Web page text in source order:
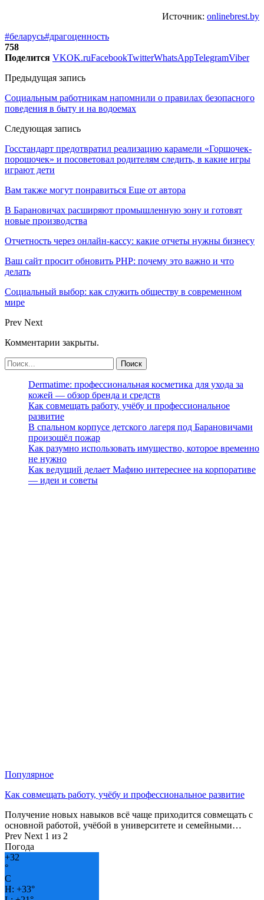
Источник: onlinebrest.by
#беларусь#драгоценность
758
Поделится VKOK.ruFacebookTwitterWhatsAppTelegramViber
Предыдущая запись
Социальным работникам напомнили о правилах безопасного
поведения в быту и на водоемах
Следующая запись
Госстандарт предотвратил реализацию карамели «Горшочек-
порошочек» и посоветовал родителям следить, в какие игры
играют дети
Вам также могут понравиться Еще от автора
В Барановичах расширяют промышленную зону и готовят
новые производства
Отчетность через онлайн-кассу: какие отчеты нужны бизнесу
Ваш сайт просит обновить PHP: почему это важно и что
делать
Социальный выбор: как служить обществу в современном
мире
Prev Next
Комментарии закрыты.
Dermatime: профессиональная косметика для ухода за
кожей — обзор бренда и средств
Как совмещать работу, учёбу и профессиональное
развитие
В спальном корпусе детского лагеря под Барановичами
произошёл пожар
Как разумно использовать имущество, которое временно
не нужно
Как ведущий делает Мафию интереснее на корпоративе
— идеи и советы
Популярное
Как совмещать работу, учёбу и профессиональное развитие
Получение новых навыков всё чаще приходится совмещать с
основной работой, учёбой в университете и семейными…
Prev Next 1 из 2
Погода
+32
°
C
H: +33°